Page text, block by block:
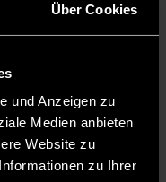
Über Cookies
und Anzeigen zu
Medien anbieten
Website zu
zu Ihrer
einer Bund-Länder-
will die SPD auf einen
und dortiger
Belege für ein
gibt so viele Beweise, die
entsprechend
SPD-